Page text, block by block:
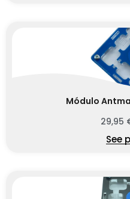
Módulo
29,95
See